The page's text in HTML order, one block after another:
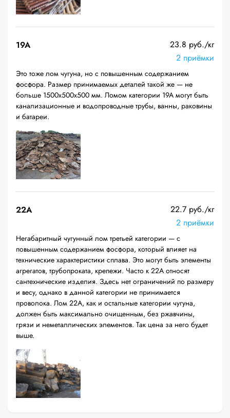
19A
23.8 руб./кг
2 приёмки
Это тоже лом чугуна, но с повышенным содержанием
фосфора. Размер принимаемых деталей такой же — не
больше 1500х500х500 мм. Ломом категории 19А могут быть
канализационные и водопроводные трубы, ванны, раковины
и батареи.
22A
22.7 руб./кг
2 приёмки
Негабаритный чугунный лом третьей категории — с
повышенным содержанием фосфора, который влияет на
технические характеристики сплава. Это могут быть элементы
агрегатов, трубопроката, крепежи. Часто к 22А относят
сантехнические изделия. Здесь нет ограничений по размеру
и весу, однако в данной категории не принимается
проволока. Лом 22А, как и остальные категории чугуна,
должен быть максимально очищенным, без ржавчины,
грязи и неметаллических элементов. Так цена за него будет
выше.